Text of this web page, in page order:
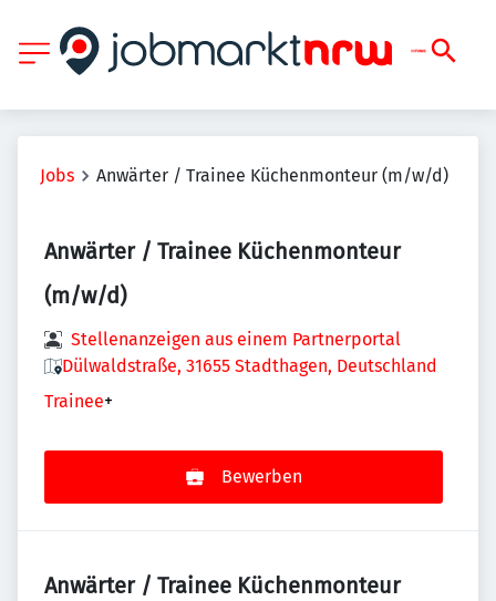
Jobs Anwärter / Trainee Küchenmonteur (m/w/d)
Anwärter / Trainee Küchenmonteur
(m/w/d)
Stellenanzeigen aus einem Partnerportal
Dülwaldstraße, 31655 Stadthagen, Deutschland
Trainee+
Bewerben
Anwärter / Trainee Küchenmonteur